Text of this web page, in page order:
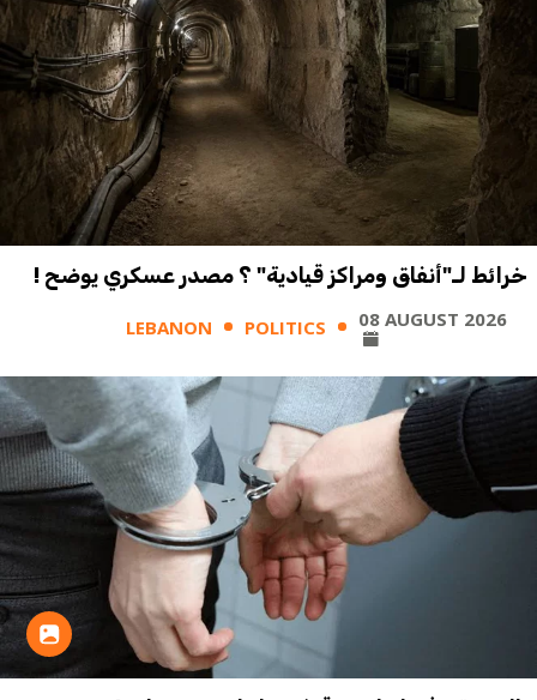
خرائط لـ"أنفاق ومراكز قيادية" ؟ مصدر عسكري يوضح !
LEBANON POLITICS 08 AUGUST 2026